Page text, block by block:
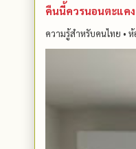
คืนนี้ควรนอนตะแค
ความรู้สำหรับคนไทย •